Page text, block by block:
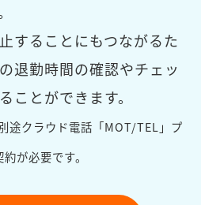
することにもつながるた
退勤時間の確認やチェッ
ことができます。
途クラウド電話「MOT/TEL」プ
が必要です。